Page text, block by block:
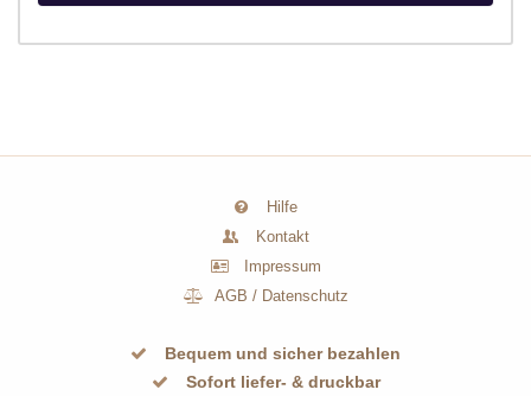
Hilfe
Kontakt
Impressum
AGB / Datenschutz
Bequem und sicher bezahlen
Sofort liefer- & druckbar